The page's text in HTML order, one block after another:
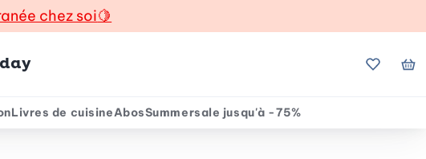
chez soi🍋
Mes
Livres de cuisineAbosSummersale jusqu'à -75%